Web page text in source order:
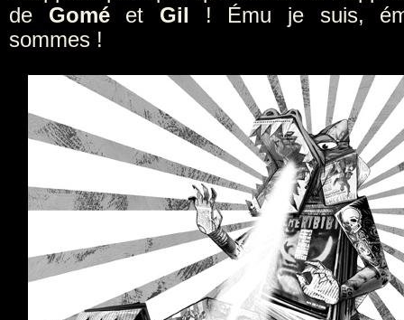
de Goméet Gil ! Ému je suis,
sommes !